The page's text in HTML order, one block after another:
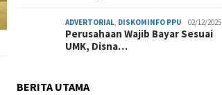
ADVERTORIAL DISKOMINFO PPU 02/12/2025
Perusahaan Wajib Bayar Sesuai
UMK, Disna…
BERITA UTAMA